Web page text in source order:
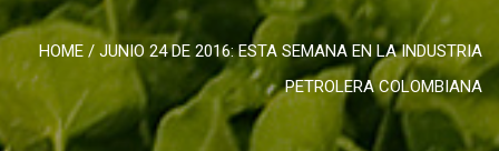
HOME / JUNIO 24 DE 2016: ESTA SEMANA EN LA INDUSTRIA
PETROLERA COLOMBIANA